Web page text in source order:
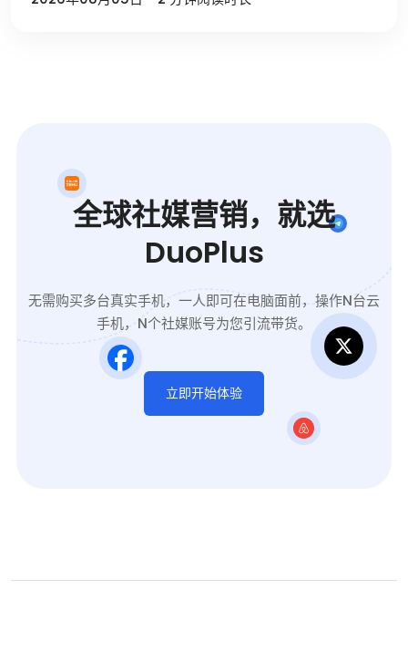
全球社媒营销，就选
DuoPlus
无需购买多台真实手机，一人即可在电脑面前，操作N台云
手机，N个社媒账号为您引流带货。
立即开始体验